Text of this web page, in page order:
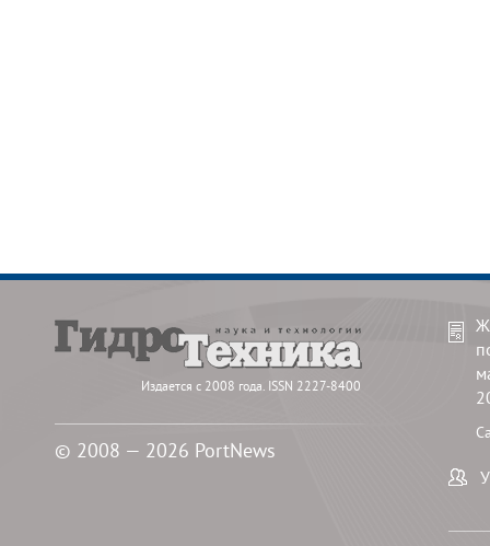
Издается с 2008 года. ISSN 2227-8400
© 2008 — 2026 PortNews